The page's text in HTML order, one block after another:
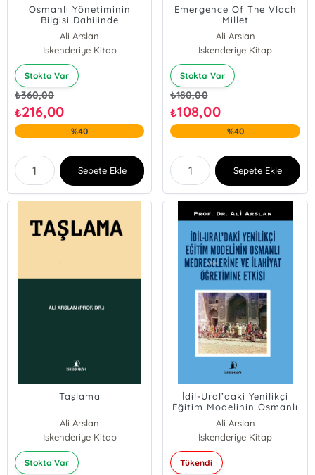
Osmanlı Yönetiminin
Bilgisi Dahilinde
Yahudilerin Filistin’e
Sakince İskanı
Ali Arslan
İskenderiye Kitap
Stokta Var
₺360,00
₺216,00
%40
Sepete Ekle
Emergence Of The Vlach
Millet
Ali Arslan
İskenderiye Kitap
Stokta Var
₺180,00
₺108,00
%40
Sepete Ekle
Taşlama
Ali Arslan
İskenderiye Kitap
Stokta Var
İdil-Ural’daki Yenilikçi
Eğitim Modelinin Osmanlı
Medreselerin ve İlahiyat
Öğretimine Etkisi
Ali Arslan
İskenderiye Kitap
Tükendi